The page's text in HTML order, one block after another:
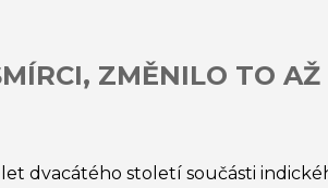
ZMĚNILO TO
dvacátého století součásti